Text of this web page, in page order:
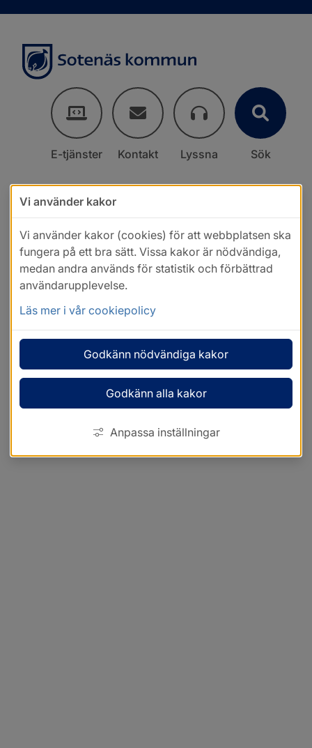
E-tjänster Kontakt Lyssna Sök
Vi använder kakor
Vi använder kakor (cookies) för att webbplatsen ska
fungera på ett bra sätt. Vissa kakor är nödvändiga,
medan andra används för statistik och förbättrad
användarupplevelse.
Läs mer i vår cookiepolicy
Godkänn nödvändiga kakor
Godkänn alla kakor
Anpassa inställningar